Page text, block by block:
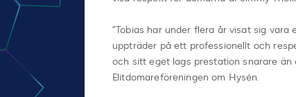
”Tobias har under flera år visat sig
uppträder på ett professionellt och
och sitt eget lags prestation snarare än
Elitdomareföreningen om Hysén.